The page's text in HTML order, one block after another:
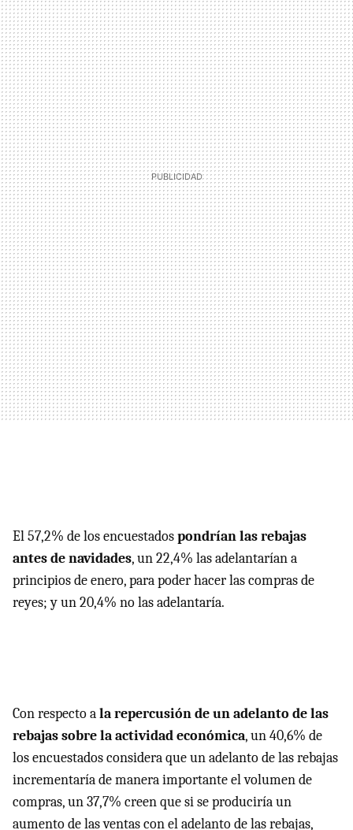
El 57,2% de los encuestadospondrían las rebajas
antes de navidades, un 22,4% las adelantarían a
principios de enero, para poder hacer las compras de
reyes; y un 20,4% no las adelantaría.
Con respecto ala repercusión de un adelanto de las
rebajas sobre la actividad económica, un 40,6% de
los encuestados considera que un adelanto de las rebajas
incrementaría de manera importante el volumen de
compras, un 37,7% creen que si se produciría un
aumento de las ventas con el adelanto de las rebajas,